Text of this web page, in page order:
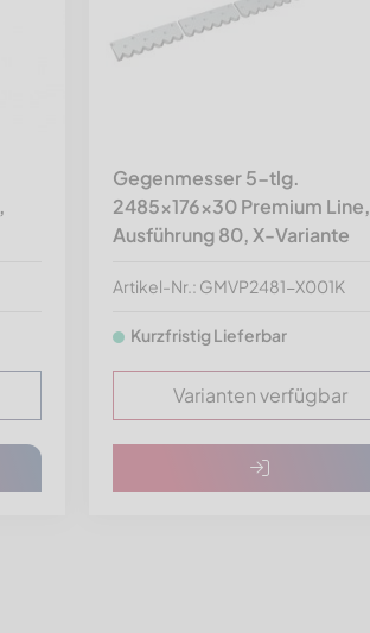
Gegenmesser 5-tlg.
2485x176x30 Premium Line,
Ausführung 80, X-Variante
Artikel-Nr.: GMVP2481-X001K
Kurzfristig Lieferbar
Varianten verfügbar